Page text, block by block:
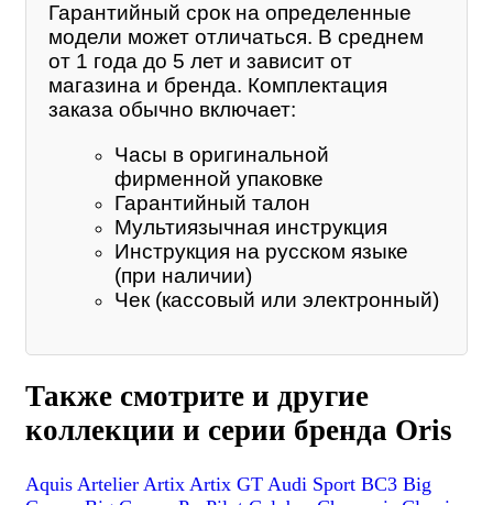
Гарантийный срок на определенные
модели может отличаться. В среднем
от 1 года до 5 лет и зависит от
магазина и бренда. Комплектация
заказа обычно включает:
Часы в оригинальной
фирменной упаковке
Гарантийный талон
Мультиязычная инструкция
Инструкция на русском языке
(при наличии)
Чек (кассовый или электронный)
Также смотрите и другие
коллекции и серии бренда Oris
Aquis Artelier Artix Artix GT Audi Sport BC3 Big